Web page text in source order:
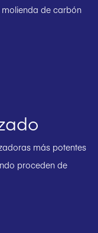
de carbón
más potentes
proceden de